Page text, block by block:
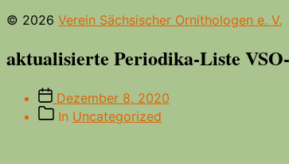
© 2026 Verein Sächsischer Ornithologen e. V.
aktualisierte Periodika-Liste
Beitragsdatum
Dezember 8, 2020
Beitragskategorien
In Uncategorized